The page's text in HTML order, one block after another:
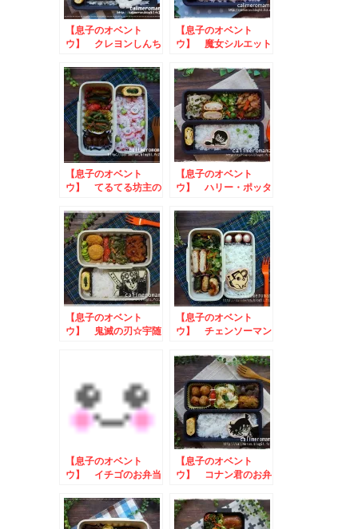
【息子のオベント
ウ】 クレヨンしんち
【息子のオベント
ウ】 魔女シルエット
【息子のオベント
ウ】 てるてる坊主の
【息子のオベント
ウ】 ハリー・ポッタ
【息子のオベント
ウ】 鬼滅の刃☆宇随
【息子のオベント
ウ】 チェンソーマン
【息子のオベント
ウ】 イチゴのお弁当
【息子のオベント
ウ】 コナン君のお弁